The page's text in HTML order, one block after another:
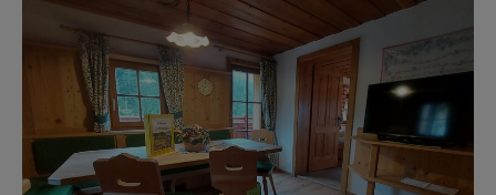
Parken
Kostenlose Parkplätze
Parkdeck
Überdachter Parkplatz